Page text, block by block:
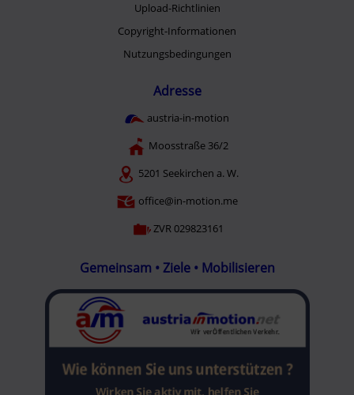
Upload-Richtlinien
Copyright-Informationen
Nutzungsbedingungen
Adresse
austria-in-motion
Moosstraße 36/2
5201 Seekirchen a. W.
office@in-motion.me
ZVR 029823161
Gemeinsam • Ziele • Mobilisieren